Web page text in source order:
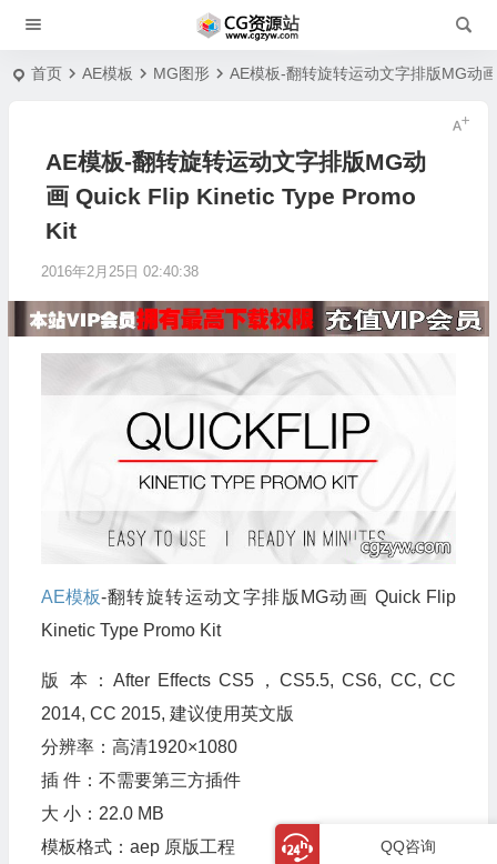
首页 AE模板 MG图形 AE模板-翻转旋转运动文字排版MG动
AE模板-翻转旋转运动文字排版MG动
画 Quick Flip Kinetic Type Promo
Kit
2016年2月25日 02:40:38
AE模板-翻转旋转运动文字排版MG动画 Quick Flip
Kinetic Type Promo Kit
版 本：After Effects CS5，CS5.5, CS6, CC, CC
2014, CC 2015, 建议使用英文版
分辨率：高清1920×1080
插 件：不需要第三方插件
大 小：22.0 MB
模板格式：aep 原版工程
QQ咨询